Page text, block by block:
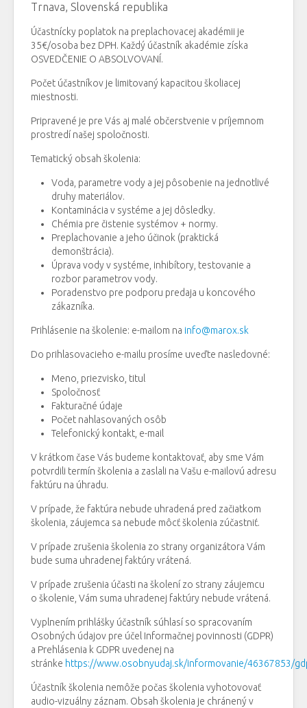
Trnava, Slovenská republika
Účastnícky poplatok na preplachovacej akadémii je
35€/osoba bez DPH. Každý účastník akadémie získa
OSVEDČENIE O ABSOLVOVANÍ.
Počet účastníkov je limitovaný kapacitou školiacej
miestnosti.
Pripravené je pre Vás aj malé občerstvenie v príjemnom
prostredí našej spoločnosti.
Tematický obsah školenia:
Voda, parametre vody a jej pôsobenie na jednotlivé
druhy materiálov.
Kontaminácia v systéme a jej dôsledky.
Chémia pre čistenie systémov + normy.
Preplachovanie a jeho účinok (praktická
demonštrácia).
Úprava vody v systéme, inhibítory, testovanie a
rozbor parametrov vody.
Poradenstvo pre podporu predaja u koncového
zákazníka.
Prihlásenie na školenie: e-mailom na info@marox.sk
Do prihlasovacieho e-mailu prosíme uveďte nasledovné:
Meno, priezvisko, titul
Spoločnosť
Fakturačné údaje
Počet nahlasovaných osôb
Telefonický kontakt, e-mail
V krátkom čase Vás budeme kontaktovať, aby sme Vám
potvrdili termín školenia a zaslali na Vašu e-mailovú adresu
faktúru na úhradu.
V prípade, že faktúra nebude uhradená pred začiatkom
školenia, záujemca sa nebude môcť školenia zúčastniť.
V prípade zrušenia školenia zo strany organizátora Vám
bude suma uhradenej faktúry vrátená.
V prípade zrušenia účasti na školení zo strany záujemcu
o školenie, Vám suma uhradenej faktúry nebude vrátená.
Vyplnením prihlášky účastník súhlasí so spracovaním
Osobných údajov pre účel Informačnej povinnosti (GDPR)
a Prehlásenia k GDPR uvedenej na
stránke https://www.osobnyudaj.sk/informovanie/46367853/
Účastník školenia nemôže počas školenia vyhotovovať
audio-vizuálny záznam. Obsah školenia je chránený v